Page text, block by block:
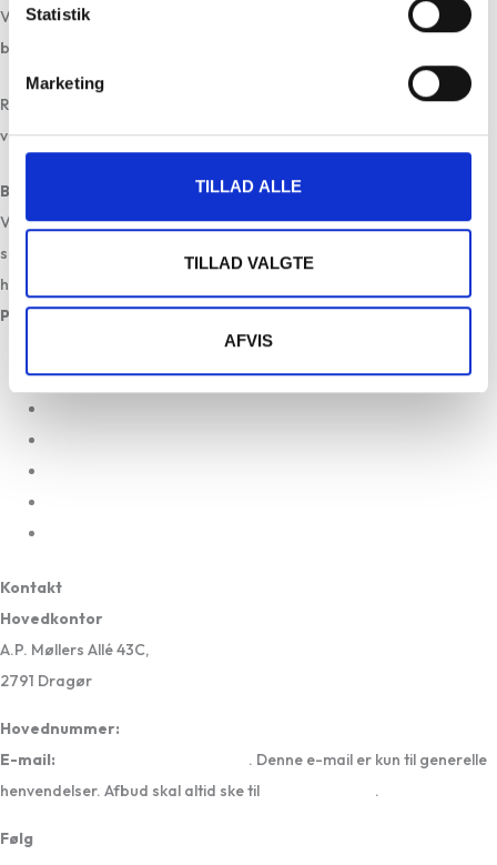
Statistik
Marketing
TILLAD ALLE
TILLAD VALGTE
AFVIS
Vær opmærksom på, at der ved udeblivelse eller forsinket afbud til
behandling eller holdtræning beregnes et gebyr på 300,00 kr.
Rettidigt afbud til behandling eller holdtræning skal ske på telefon,
ved besked på telefonsvarer eller pr. e-mail.
BEMÆRK!
Ved afbud skal der altid lægges en telefonsvarerbesked eller
sendes en mail, hvis ikke du får personlig kontakt ved telefonisk
henvendelse.
ProTreatment
Karriere
Kontakt
Hovedkontor
A.P. Møllers Allé 43C,
2791 Dragør
Hovednummer:
E-mail:
. Denne e-mail er kun til generelle
henvendelser. Afbud skal altid ske til
.
Følg